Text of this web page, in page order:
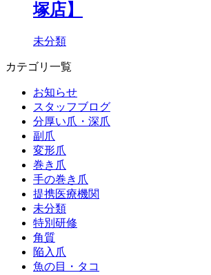
塚店】
未分類
カテゴリ一覧
お知らせ
スタッフブログ
分厚い爪・深爪
副爪
変形爪
巻き爪
手の巻き爪
提携医療機関
未分類
特別研修
角質
陥入爪
魚の目・タコ